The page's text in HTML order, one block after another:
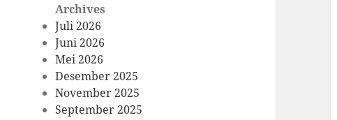
Archives
Juli 2026
Juni 2026
Mei 2026
Desember 2025
November 2025
September 2025